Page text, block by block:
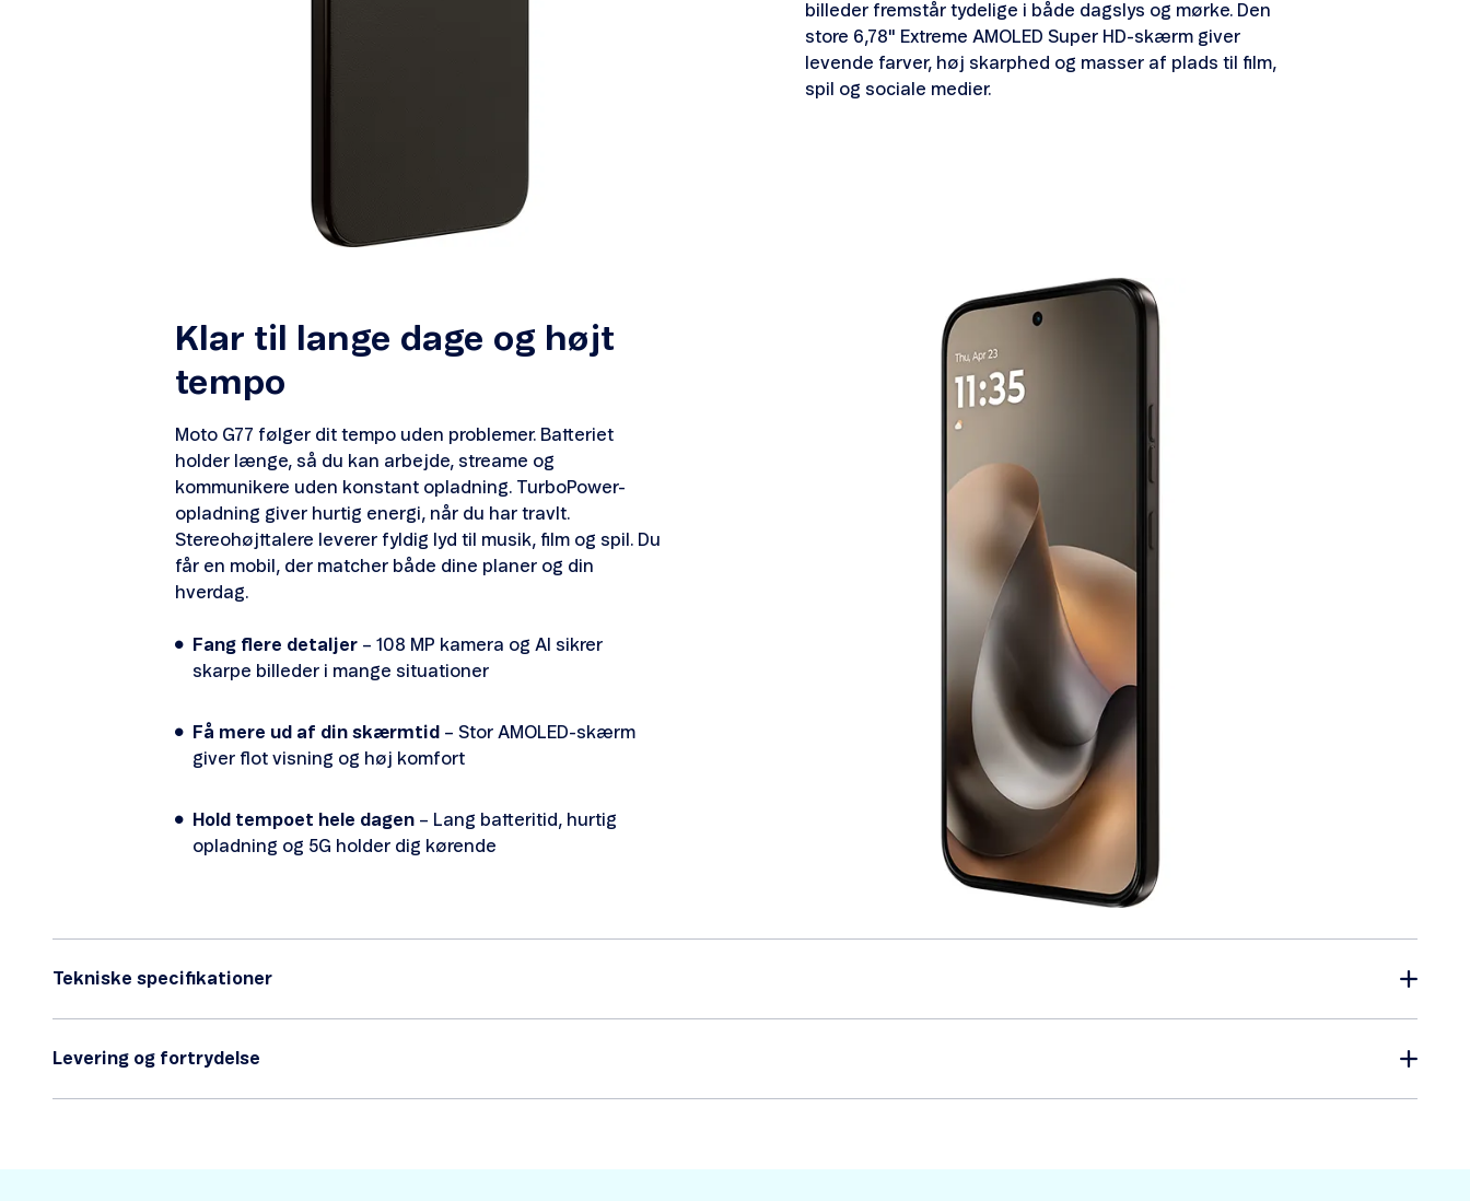
billeder fremstår tydelige i både dagslys og mørke. Den
store 6,78" Extreme AMOLED Super HD-skærm giver
levende farver, høj skarphed og masser af plads til film,
spil og sociale medier.
Klar til lange dage og højt
tempo
Moto G77 følger dit tempo uden problemer. Batteriet
holder længe, så du kan arbejde, streame og
kommunikere uden konstant opladning. TurboPower-
opladning giver hurtig energi, når du har travlt.
Stereohøjttalere leverer fyldig lyd til musik, film og spil. Du
får en mobil, der matcher både dine planer og din
hverdag.
Fang flere detaljer – 108 MP kamera og AI sikrer
skarpe billeder i mange situationer
Få mere ud af din skærmtid – Stor AMOLED-skærm
giver flot visning og høj komfort
Hold tempoet hele dagen – Lang batteritid, hurtig
opladning og 5G holder dig kørende
Tekniske specifikationer
Levering og fortrydelse